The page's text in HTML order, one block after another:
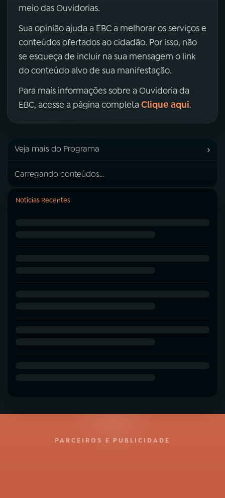
meio das Ouvidorias.
Sua opinião ajuda a EBC a melhorar os serviços e
conteúdos ofertados ao cidadão. Por isso, não
se esqueça de incluir na sua mensagem o link
do conteúdo alvo de sua manifestação.
Para mais informações sobre a Ouvidoria da
EBC, acesse a página completa Clique aqui.
Veja mais do Programa ›
Carregando conteúdos...
Notícias Recentes
PARCEIROS E PUBLICIDADE